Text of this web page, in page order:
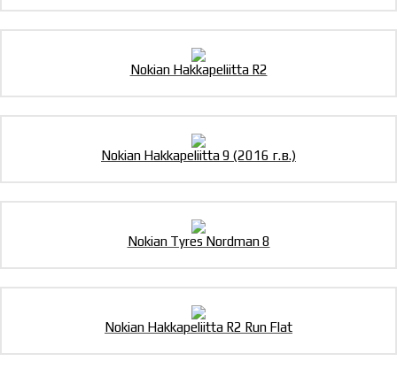
Nokian Hakkapeliitta R2
Nokian Hakkapeliitta 9 (2016 г.в.)
Nokian Tyres Nordman 8
Nokian Hakkapeliitta R2 Run Flat